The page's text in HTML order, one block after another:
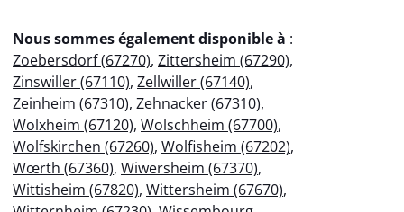
Nous sommes également disponible à :
Zoebersdorf (67270), Zittersheim (67290),
Zinswiller (67110), Zellwiller (67140),
Zeinheim (67310), Zehnacker (67310),
Wolxheim (67120), Wolschheim (67700),
Wolfskirchen (67260), Wolfisheim (67202),
Wœrth (67360), Wiwersheim (67370),
Wittisheim (67820), Wittersheim (67670),